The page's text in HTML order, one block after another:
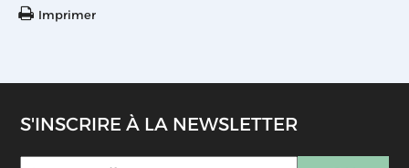
Imprimer
S'INSCRIRE À LA NEWSLETTER